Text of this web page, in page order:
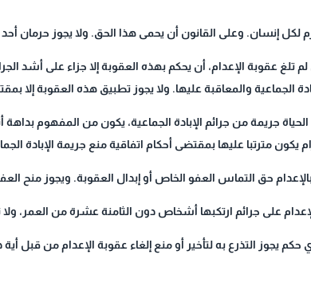
لم تلغ عقوبة الإعدام، أن يحكم بهذه العقوبة إلا جزاء على أشد
الجماعية والمعاقبة عليها. ولا يجوز تطبيق هذه العقوبة
الحياة جريمة من جرائم الإبادة الجماعية، يكون من المفهوم
يكون مترتبا عليها بمقتضى أحكام اتفاقية منع جريمة الإبادة